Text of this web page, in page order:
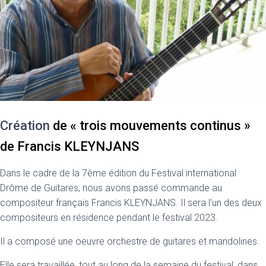
Création de « trois mouvements continus »
de Francis KLEYNJANS
Dans le cadre de la 7ème édition du Festival international
Drôme de Guitares, nous avons passé commande au
compositeur français Francis KLEYNJANS. Il sera l’un des deux
compositeurs en résidence pendant le festival 2023.
Il a composé une oeuvre orchestre de guitares et mandolines.